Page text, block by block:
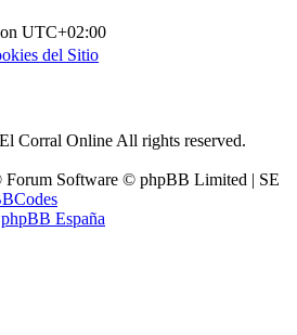
UTC+02:00
del Sitio
Corral Online All rights reserved.
Software © phpBB Limited | SE
phpBB España